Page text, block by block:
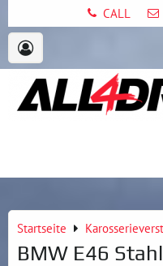
CALL
Startseite
BMW E46